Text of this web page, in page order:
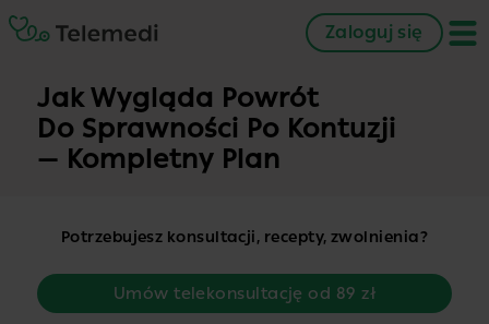
Zaloguj się
Jak Wygląda Powrót
Do Sprawności Po Kontuzji
— Kompletny Plan
Potrzebujesz konsultacji, recepty, zwolnienia?
Umów telekonsultację od 89 zł